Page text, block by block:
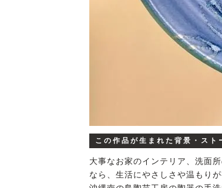
この作品が生まれた背景・スト
大事なお家のインテリア、洗面
なら、生活にやさしさや温もり